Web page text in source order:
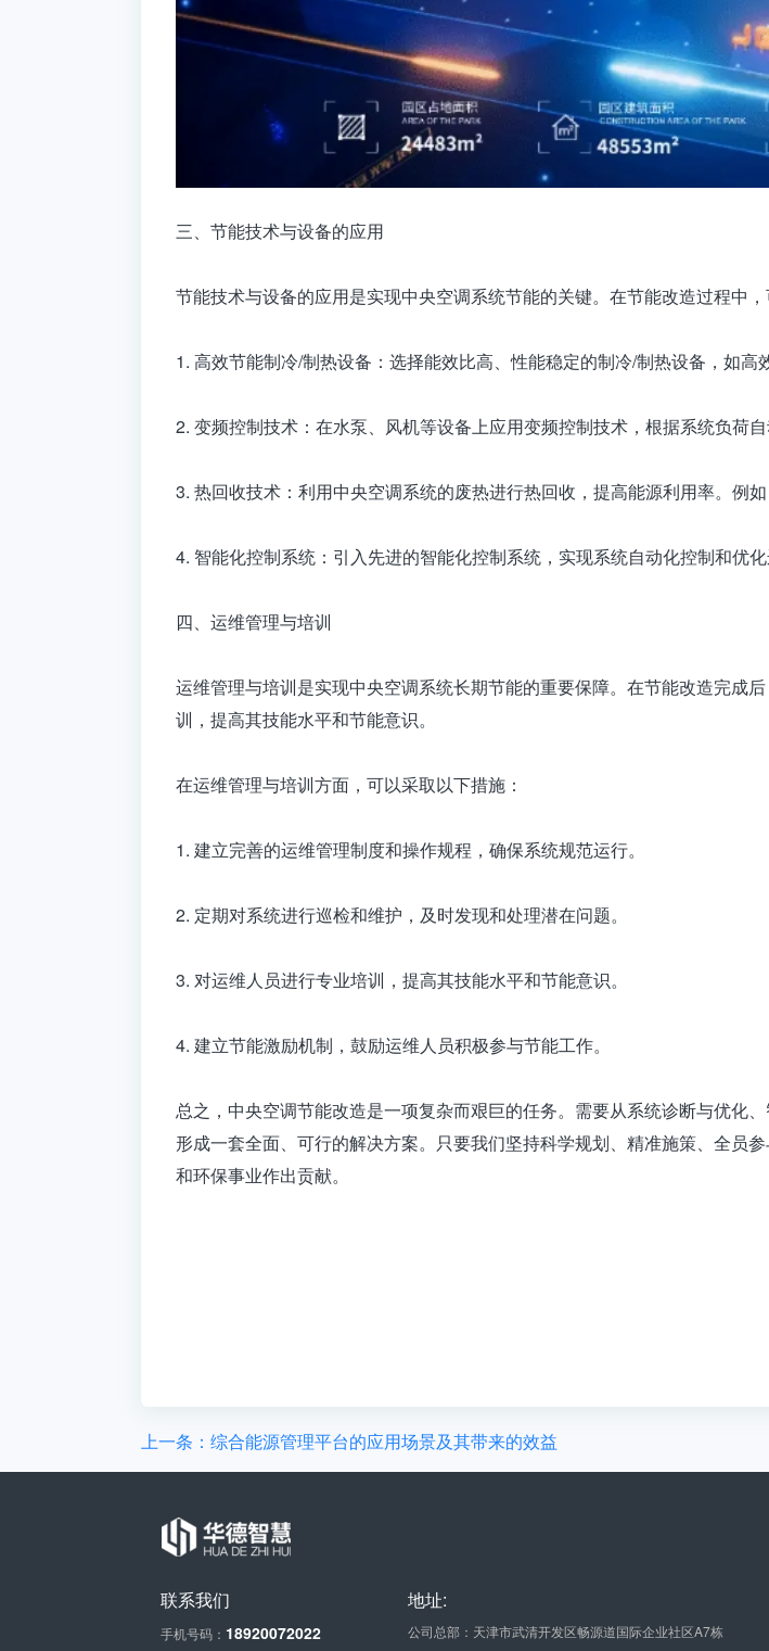
三、节能技术与设备的应用
节能技术与设备的应用是实现中央空调系统节能的关键。在节能改造过程中
1. 高效节能制冷/制热设备：选择能效比高、性能稳定的制冷/制热设备，如高
2. 变频控制技术：在水泵、风机等设备上应用变频控制技术，根据系统负荷自
3. 热回收技术：利用中央空调系统的废热进行热回收，提高能源利用率。例
4. 智能化控制系统：引入先进的智能化控制系统，实现系统自动化控制和优
四、运维管理与培训
运维管理与培训是实现中央空调系统长期节能的重要保障。在节能改造完成
训，提高其技能水平和节能意识。
在运维管理与培训方面，可以采取以下措施：
1. 建立完善的运维管理制度和操作规程，确保系统规范运行。
2. 定期对系统进行巡检和维护，及时发现和处理潜在问题。
3. 对运维人员进行专业培训，提高其技能水平和节能意识。
4. 建立节能激励机制，鼓励运维人员积极参与节能工作。
总之， 中央空调节能改造是一项复杂而艰巨的任务。需要从系统诊断与优化
形成一套全面、可行的解决方案。只要我们坚持科学规划、精准施策、全员
和环保事业作出贡献。
上一条：综合能源管理平台的应用场景及其带来的效益
联系我们
手机号码： 18920072022
地址:
公司总部：天津市武清开发区畅源道国际企业社区A7栋